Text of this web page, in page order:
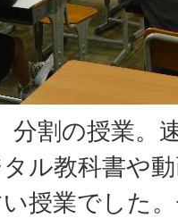
分割の授業。
ル教科書や
授業でした